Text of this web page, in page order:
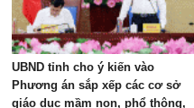
UBND tỉnh cho ý kiến vào
Phương án sắp xếp các cơ sở
giáo dục mầm non, phổ thông,